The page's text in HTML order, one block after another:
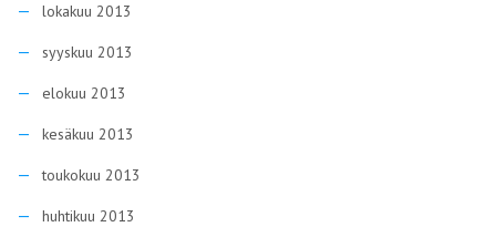
lokakuu 2013
syyskuu 2013
elokuu 2013
kesäkuu 2013
toukokuu 2013
huhtikuu 2013